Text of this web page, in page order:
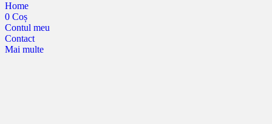
Home
0 Coș
Contul meu
Contact
Mai multe